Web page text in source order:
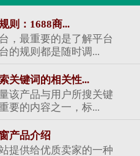
则：1688商...
，最重要的是了解平台
的规则都是随时调...
关键词的相关性...
该产品与用户所搜关键
要的内容之一，标...
产品介绍
提供给优质卖家的一种